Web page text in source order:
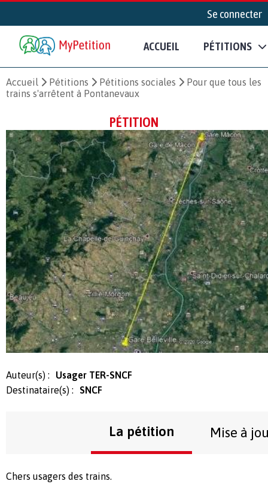
Se connecter
ACCUEIL PÉTITIONS
Accueil Pétitions Pétitions sociales
Pour que tous les
trains s'arrêtent à Pontanevaux
PÉTITION
Auteur(s) :
Usager TER-SNCF
Destinataire(s) :
SNCF
La pétition Mise à
Chers usagers des trains.